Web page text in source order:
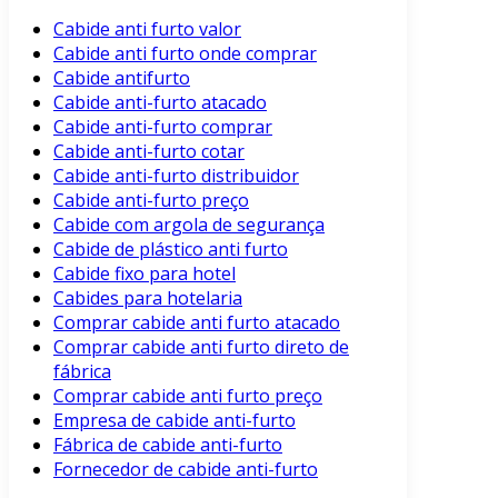
Cabide anti furto valor
Cabide anti furto onde comprar
Cabide antifurto
Cabide anti-furto atacado
Cabide anti-furto comprar
Cabide anti-furto cotar
Cabide anti-furto distribuidor
Cabide anti-furto preço
Cabide com argola de segurança
Cabide de plástico anti furto
Cabide fixo para hotel
Cabides para hotelaria
Comprar cabide anti furto atacado
Comprar cabide anti furto direto de
fábrica
Comprar cabide anti furto preço
Empresa de cabide anti-furto
Fábrica de cabide anti-furto
Fornecedor de cabide anti-furto